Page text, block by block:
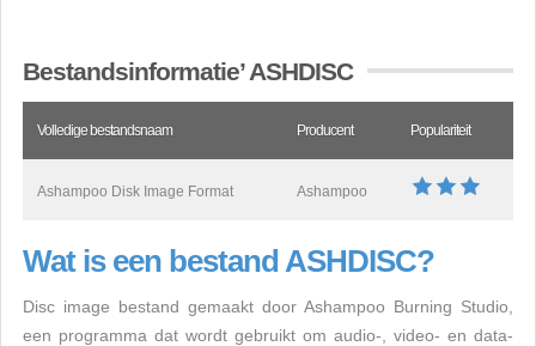
Bestandsinformatie’ ASHDISC
Volledige bestandsnaam Producent Populariteit
Ashampoo Disk Image Format Ashampoo
Wat is een bestand ASHDISC?
Disc image bestand gemaakt door Ashampoo Burning Studio,
een programma dat wordt gebruikt om audio-, video- en data-